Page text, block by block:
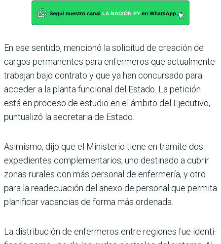
En ese sentido, mencionó la solicitud de creación de
car­gos permanentes para enfer­meros que actualmente
tra­bajan bajo contrato y que ya han concursado para
acce­der a la planta funcional del Estado. La petición
está en proceso de estudio en el ámbito del Ejecutivo,
puntua­lizó la secretaria de Estado.
Asimismo, dijo que el Minis­terio tiene en trámite dos
expedientes complementa­rios, uno destinado a cubrir
zonas rurales con más perso­nal de enfermería, y otro
para la readecuación del anexo de personal que permita
plani­ficar vacancias de forma más ordenada.
La distribución de enferme­ros entre regiones fue identi­